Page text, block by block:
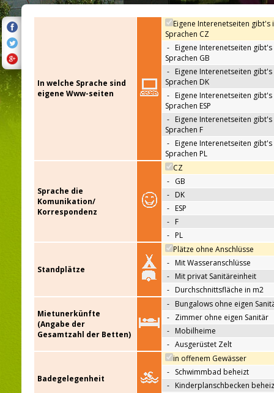
In welche Sprache sind
eigene Www-seiten
Eigene Interenetseiten gibt's
Sprachen CZ
- Eigene Interenetseiten gibt's
Sprachen GB
- Eigene Interenetseiten gibt's
Sprachen DK
- Eigene Interenetseiten gibt's
Sprachen ESP
- Eigene Interenetseiten gibt's
Sprachen F
- Eigene Interenetseiten gibt's
Sprachen PL
Sprache die
Komunikation/
Korrespondenz
CZ
- GB
- DK
- ESP
- F
- PL
Standplätze
Plätze ohne Anschlüsse
- Mit Wasseranschlüsse
- Mit privat Sanitäreinheit
- Durchschnittsfläche in m2
Mietunerkünfte
(Angabe der
Gesamtzahl der Betten)
- Bungalows ohne eigen
- Zimmer ohne eigen Sanitär
- Mobilheime
- Ausgerüstet Zelt
Badegelegenheit
in offenem Gewässer
- Schwimmbad beheizt
- Kinderplanschbecken